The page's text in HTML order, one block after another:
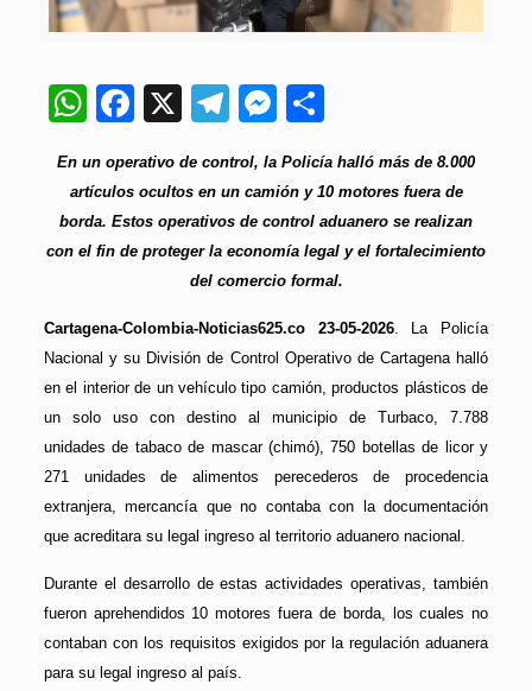
WhatsApp
Facebook
X Telegram
Messenger
En un operativo de control, la Policía halló más de 8.000
artículos ocultos en un camión y 10 motores fuera de
borda. Estos operativos de control aduanero se realizan
con el fin de proteger la economía legal y el fortalecimiento
del comercio formal.
Cartagena-Colombia-Noticias625.co 23-05-2026. La Policía
Nacional y su División de Control Operativo de Cartagena halló
en el interior de un vehículo tipo camión, productos plásticos de
un solo uso con destino al municipio de Turbaco, 7.788
unidades de tabaco de mascar (chimó), 750 botellas de licor y
271 unidades de alimentos perecederos de procedencia
extranjera, mercancía que no contaba con la documentación
que acreditara su legal ingreso al territorio aduanero nacional.
Durante el desarrollo de estas actividades operativas, también
fueron aprehendidos 10 motores fuera de borda, los cuales no
contaban con los requisitos exigidos por la regulación aduanera
para su legal ingreso al país.